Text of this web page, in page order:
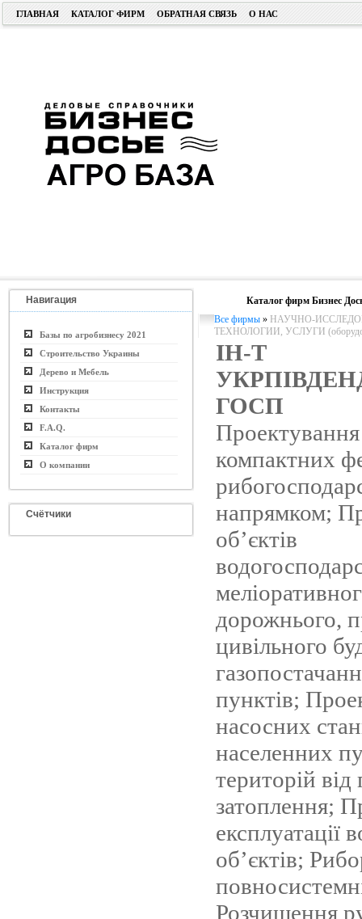
ГЛАВНАЯ КАТАЛОГ ФИРМ ОБРАТНАЯ СВЯЗЬ О НАС
Навигация
Базы по агробизнесу 2021
Строительство Украины
Дерево и Мебель
Инструкция
Контакты
F.A.Q.
Каталог фирм
О компании
Счётчики
Каталог фирм Бизнес
Все фирмы » НАУЧНО-
ТЕХНОЛОГИИ, УСЛУГИ
ІН-Т
ГОСП
компактних
напрямком;
об’єктів
дорожнього,
цивільного
пунктів;
насосних
населенних
територій від
затоплення;
експлуатації
об’єктів;
Розчищення